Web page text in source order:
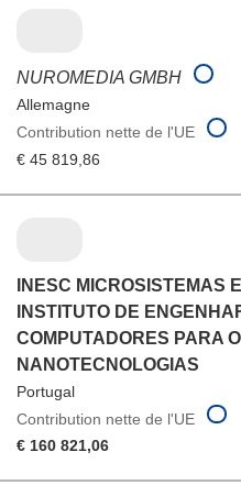
NUROMEDIA GMBH
Allemagne
Contribution nette de l'UE
€ 45 819,86
INESC MICROSISTEMAS
INSTITUTO DE
COMPUTADORES PARA
NANOTECNOLOGIAS
Portugal
Contribution nette de l'UE
€ 160 821,06